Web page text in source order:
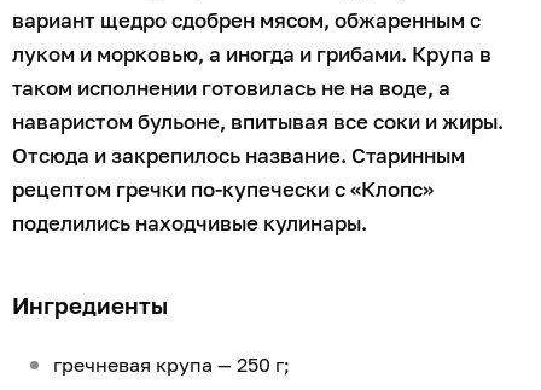
вариант щедро сдобрен мясом, обжаренным с
луком и морковью, а иногда и грибами. Крупа в
таком исполнении готовилась не на воде, а
наваристом бульоне, впитывая все соки и жиры.
Отсюда и закрепилось название. Старинным
рецептом гречки по-купечески с «Клопс»
поделились находчивые кулинары.
Ингредиенты
гречневая крупа — 250 г;